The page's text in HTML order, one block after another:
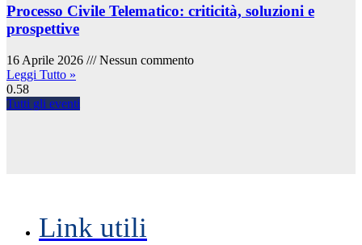
Processo Civile Telematico: criticità, soluzioni e
prospettive
16 Aprile 2026
Nessun commento
Leggi Tutto »
Tutti gli eventi
Link utili